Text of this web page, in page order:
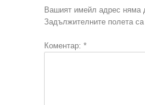
Вашият имейл адрес няма
Задължителните полета са
Коментар: *